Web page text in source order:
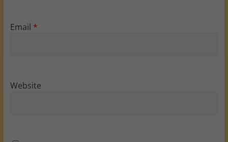
Email *
Website